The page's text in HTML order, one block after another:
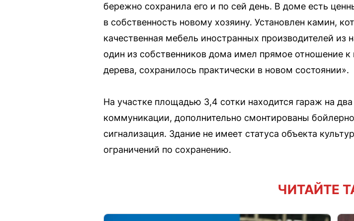
бережно сохранила его и по сей день. В доме есть
в собственность новому хозяину. Установлен камин,
качественная мебель иностранных производителей из
один из собственников дома имел прямое отношение
дерева, сохранилось практически в новом состоянии».
На участке площадью 3,4 сотки находится гараж на
коммуникации, дополнительно смонтированы
сигнализация. Здание не имеет статуса объекта
ограничений по сохранению.
ЧИТАЙТЕ